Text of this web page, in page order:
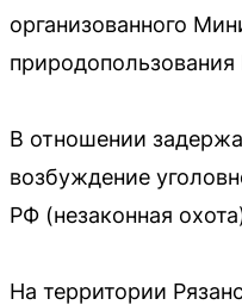
организованного
В отношении
возбуждение
РФ (незаконная
На территории